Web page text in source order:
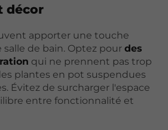
décor
apporter une touche
de bain. Optez pour des
qui ne prennent pas trop
plantes en pot suspendues
Évitez de surcharger l'espace
entre fonctionnalité et